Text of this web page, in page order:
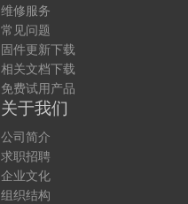
维修服务
常见问题
固件更新下载
相关文档下载
免费试用产品
关于我们
公司简介
求职招聘
企业文化
组织结构